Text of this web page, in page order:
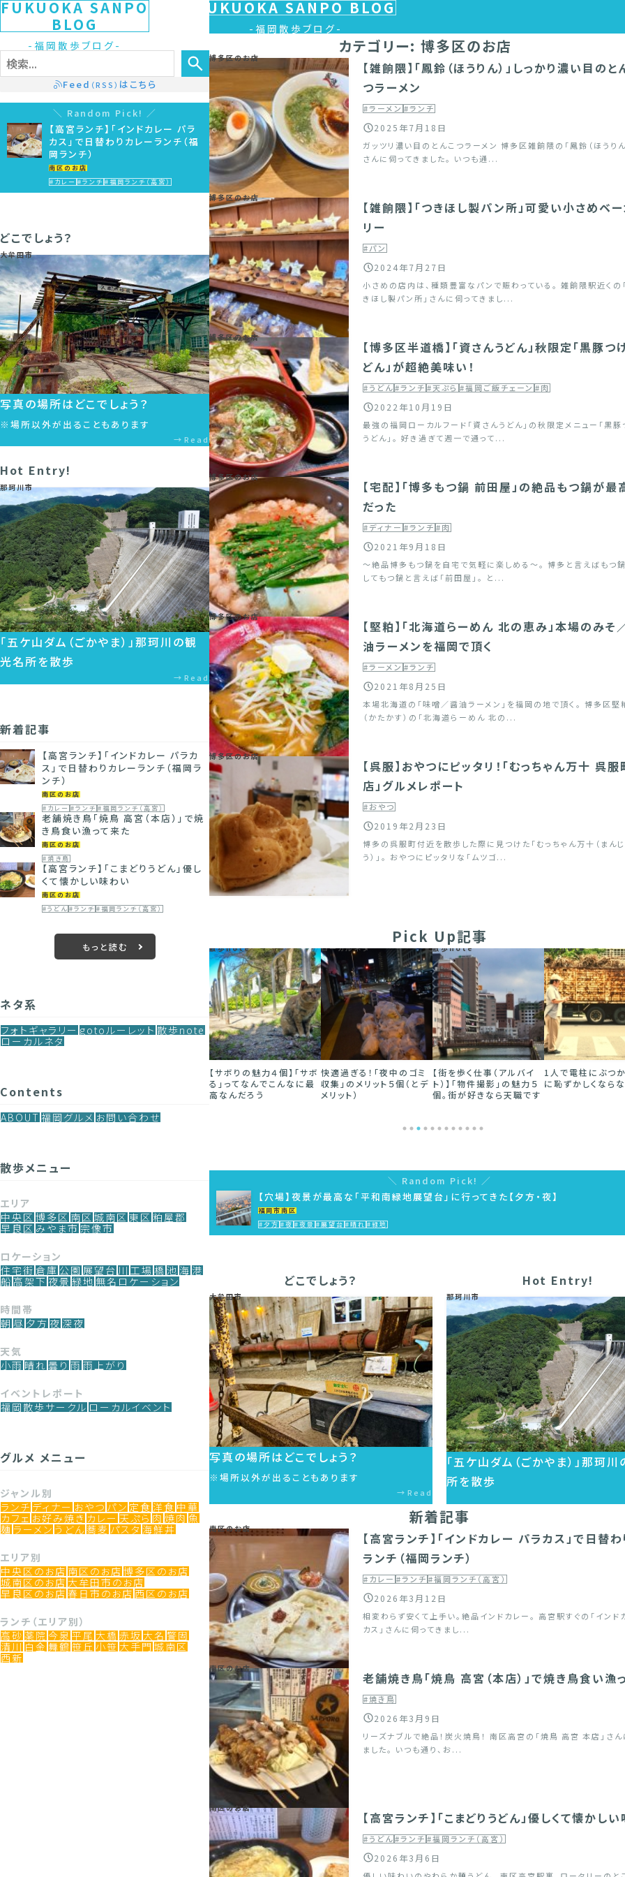
FUKUOKA SANPO BLOG
福岡散歩ブログ
カテゴリー: 博多区のお店
博多区のお店
【雑餉隈】「鳳鈴（ほうりん）」しっかり濃い目のと
つラーメン
#ラーメン#ランチ
2025年7月18日
ガッツリ濃い目のとんこつラーメン 博多区雑餉隈の「鳳鈴（ほうりん
さんに伺ってきました。 いつも通...
博多区のお店
【雑餉隈】「つきほし製パン所」可愛い小さめベー
リー
#パン
2024年7月27日
小さめの店内は、種類豊富なパンで賑わっている。 雑餉隈駅近くの
きほし製パン所」さんに伺ってきまし...
博多区のお店
【博多区半道橋】「資さんうどん」秋限定「黒豚つ
どん」が超絶美味い！
#うどん#ランチ#天ぷら#福岡ご飯チェーン#肉
2022年10月19日
最強の福岡ローカルフード「資さんうどん」の秋限定メニュー「黒豚
うどん」。 好き過ぎて週一で通って...
博多区のお店
【宅配】「博多もつ鍋 前田屋」の絶品もつ鍋が最
だった
#ディナー#ランチ#肉
2021年9月18日
～絶品博多もつ鍋を自宅で気軽に楽しめる～。 博多と言えばもつ鍋
してもつ鍋と言えば「前田屋」。 と...
博多区のお店
【堅粕】「北海道らーめん 北の恵み」本場のみそ
油ラーメンを福岡で頂く
#ラーメン#ランチ
2021年8月25日
本場北海道の「味噌／醤油ラーメン」を福岡の地で頂く。 博多区堅
（かたかす）の「北海道らーめん 北の...
博多区のお店
【呉服】おやつにピッタリ！「むっちゃん万十 呉服
店」グルメレポート
#おやつ
2019年2月23日
博多の呉服町付近を散歩した際に見つけた「むっちゃん万十（まん
う）」。 おやつにピッタリな「ムツゴ...
Pick Up記事
てほしい
散歩note ローカルネタ
快適過ぎる！「夜中のゴミ
収集」のメリット５個（とデ
メリット）
散歩note
【街を歩く仕事（アルバイ
ト）】「物件撮影」の魅力５
個。街が好きなら天職です
散歩note
1人で電柱にぶつかった後
に恥ずかしくならない方法
散歩note
【書評】「街作り」
る人必見！「まちづ
Random Pick!
【穴場】夜景が最高な「平和南緑地展望台」に行ってきた【夕方・夜】
福岡市南区
#夕方 #夜 #夜景 #展望台 #晴れ #緑地
どこでしょう？
大牟田市
写真の場所はどこでしょう？
※場所以外が出ることもあります
Read
Hot Entry!
那珂川市
「五ケ山ダム（ごかやま）」那珂
所を散歩
新着記事
南区のお店
【高宮ランチ】「インドカレー パラカス」で日替
ランチ（福岡ランチ）
#カレー#ランチ#福岡ランチ（高宮）
2026年3月12日
相変わらず安くて上手い。絶品インドカレー。 高宮駅すぐの「インド
カス」さんに伺ってきまし...
南区のお店
老舗焼き鳥「焼鳥 高宮（本店）」で焼き鳥食い漁
#焼き鳥
2026年3月9日
リーズナブルで絶品！炭火焼鳥！ 南区高宮の「焼鳥 高宮 本店」さん
ました。 いつも通り、お...
南区のお店
【高宮ランチ】「こまどりうどん」優しくて懐かし
#うどん#ランチ#福岡ランチ（高宮）
2026年3月6日
FUKUOKA SANPO
BLOG
福岡散歩ブログ
Feed （RSS） はこちら
Random Pick!
【高宮ランチ】「インドカレー パラ
カス」で日替わりカレーランチ（福
岡ランチ）
南区のお店
#カレー #ランチ #福岡ランチ（高宮）
どこでしょう？
大牟田市
写真の場所はどこでしょう？
※場所以外が出ることもあります
Read
Hot Entry!
那珂川市
「五ケ山ダム（ごかやま）」那珂川の観
光名所を散歩
Read
新着記事
【高宮ランチ】「インドカレー パラカ
ス」で日替わりカレーランチ（福岡ラ
ンチ）
南区のお店
#カレー #ランチ #福岡ランチ（高宮）
老舗焼き鳥「焼鳥 高宮（本店）」で焼
き鳥食い漁って来た
南区のお店
#焼き鳥
【高宮ランチ】「こまどりうどん」優し
くて懐かしい味わい
南区のお店
#うどん #ランチ #福岡ランチ（高宮）
もっと読む
ネタ系
フォトギャラリー gotoルーレット 散歩note
ローカルネタ
Contents
ABOUT 福岡グルメ お問い合わせ
散歩メニュー
エリア
中央区 博多区 南区 城南区 東区 粕屋郡
早良区 みやま市 宗像市
ロケーション
住宅街 倉庫 公園 展望台 川 工場 橋 池 海 港
船 高架下 夜景 緑地 無名ロケーション
時間帯
朝 昼 夕方 夜 深夜
天気
小雨 晴れ 曇り 雨 雨上がり
イベントレポート
福岡散歩サークル ローカルイベント
グルメ メニュー
ジャンル別
ランチ ディナー おやつ パン 定食 洋食 中華
カフェ お好み焼き カレー 天ぷら 肉 焼肉 魚
麺 ラーメン うどん 蕎麦 パスタ 海鮮丼
エリア別
中央区のお店 南区のお店 博多区のお店
城南区のお店 大牟田市のお店
早良区のお店 春日市のお店 西区のお店
ランチ（エリア別）
高砂 薬院 今泉 平尾 大橋 赤坂 大名 警固
清川 白金 舞鶴 笹丘 小笹 大手門 城南区
西新